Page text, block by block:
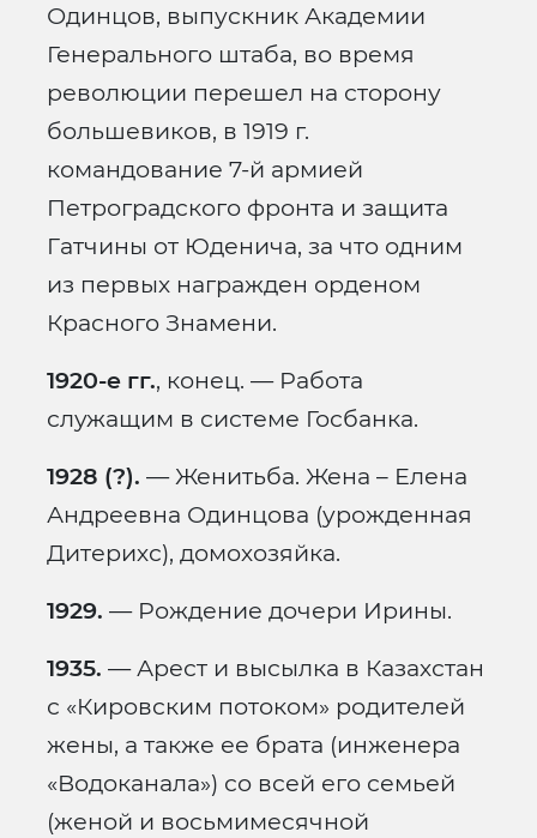
Одинцов, выпускник Академии
Генерального штаба, во время
революции перешел на сторону
большевиков, в 1919 г.
командование 7-й армией
Петроградского фронта и защита
Гатчины от Юденича, за что одним
из первых награжден орденом
Красного Знамени.
1920-е гг., конец. — Работа
служащим в системе Госбанка.
1928 (?). — Женитьба. Жена – Елена
Андреевна Одинцова (урожденная
Дитерихс), домохозяйка.
1929. — Рождение дочери Ирины.
1935. — Арест и высылка в Казахстан
с «Кировским потоком» родителей
жены, а также ее брата (инженера
«Водоканала») со всей его семьей
(женой и восьмимесячной